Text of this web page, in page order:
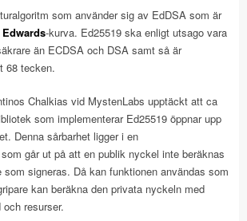
som använder sig av EdDSA som är
-kurva. Ed25519 ska enligt utsago vara
än ECDSA och DSA samt så är
68 tecken.
Chalkias vid MystenLabs upptäckt att ca
som implementerar Ed25519 öppnar upp
Denna sårbarhet ligger i en
går ut på att en publik nyckel inte beräknas
som signeras. Då kan funktionen användas som
kan beräkna den privata nyckeln med
resurser.